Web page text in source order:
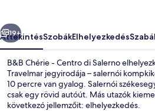
Következő
19+
ÁttekintésSzobákElhelyezkedés
B&B Chérie - Centro di Salerno
Travelmar jegyirodája – salernói
10 percre van gyalog. Salernói
csak egy rövid autóút. Más utazók
következó jellemzőit: elhelyezkedés.